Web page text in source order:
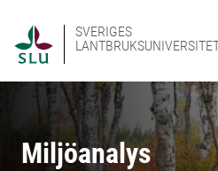
SVERIGES
Miljöanalys